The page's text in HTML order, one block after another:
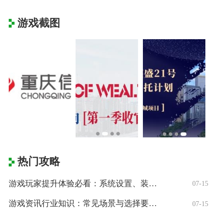
游戏截图
热门攻略
游戏玩家提升体验必看：系统设置、装备与操 07-15
游戏资讯行业知识：常见场景与选择要点，5 07-15